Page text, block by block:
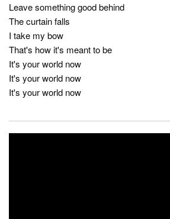
Leave something good behind
The curtain falls
I take my bow
That's how it's meant to be
It's your world now
It's your world now
It's your world now